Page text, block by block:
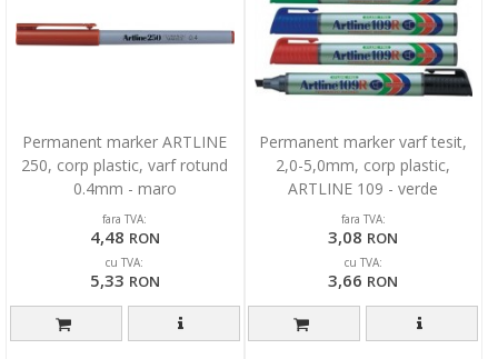
Permanent marker ARTLINE
250, corp plastic, varf rotund
0.4mm - maro
fara TVA:
4,48 RON
cu TVA:
5,33 RON
Permanent marker varf tesit,
2,0-5,0mm, corp plastic,
ARTLINE 109 - verde
fara TVA:
3,08 RON
cu TVA:
3,66 RON